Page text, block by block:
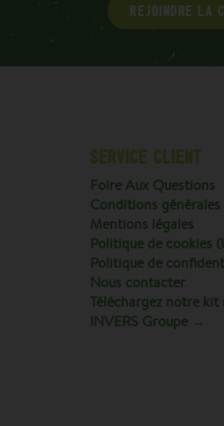
REJOINDRE LA
SERVICE CLIENT
Foire Aux Questions
Conditions
Mentions légales
Politique de cookies
Politique de
Nous contacter
Téléchargez notre kit
INVERS Groupe →